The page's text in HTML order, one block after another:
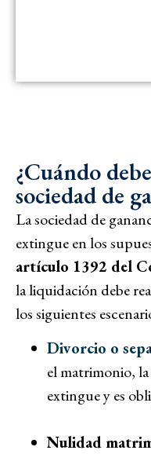
¿Cuándo
sociedad de
La sociedad de
extingue en los
artículo 1392 del
la liquidación debe
los siguientes
Divorcio o
el matrimonio, la
extingue y es
Nulidad